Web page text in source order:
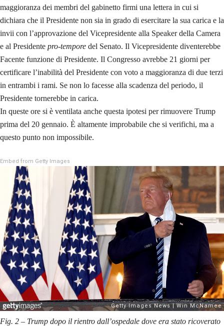
maggioranza dei membri del gabinetto firmi una lettera in cui si
dichiara che il Presidente non sia in grado di esercitare la sua carica e la
invii con l’approvazione del Vicepresidente alla Speaker della Camera
e al Presidente pro-tempore del Senato. Il Vicepresidente diventerebbe
Facente funzione di Presidente. Il Congresso avrebbe 21 giorni per
certificare l’inabilità del Presidente con voto a maggioranza di due terzi
in entrambi i rami. Se non lo facesse alla scadenza del periodo, il
Presidente tornerebbe in carica.
In queste ore si è ventilata anche questa ipotesi per rimuovere Trump
prima del 20 gennaio. È altamente improbabile che si verifichi, ma a
questo punto non impossibile.
Embed from Getty Images
Fig. 2 – Trump dopo il rientro dall’ospedale dove era stato ricoverato